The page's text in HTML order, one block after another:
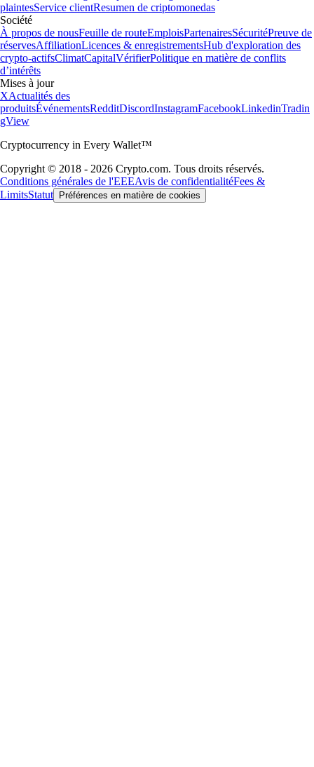
plaintesService clientResumen de criptomonedas
Société
À propos de nousFeuille de routeEmploisPartenairesSécuritéPreuve de
réservesAffiliationLicences & enregistrementsHub d'exploration des
crypto-actifsClimatCapitalVérifierPolitique en matière de conflits
d’intérêts
Mises à jour
XActualités des
produitsÉvénementsRedditDiscordInstagramFacebookLinkedinTradin
gView
Cryptocurrency in Every Wallet™
Copyright © 2018 - 2026 Crypto.com. Tous droits réservés.
Conditions générales de l'EEEAvis de confidentialitéFees &
LimitsStatut Préférences en matière de cookies